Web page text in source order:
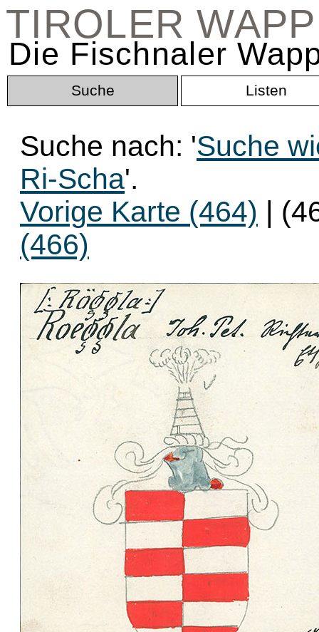
TIROLER
Die Fischnaler
Suche Listen
Suche nach: 'Suche
Ri-Scha'.
Vorige Karte (464) |
(466)